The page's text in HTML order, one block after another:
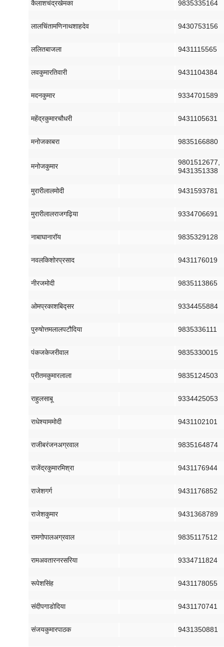
कैलाशचंद्रखेमका 9835335164
लालचिंतामणिनाथशाहदेव 9430753156
ललितबाजला 9431115565
लवकुमारतिवारी 9431104384
मदनकुमार 9334701589
महेंद्रकुमारचौधरी 9431105631
मनोजकाबरा 9835166880
मनोजकुमार
9801512677,
9431351338
मुरारीलालमोदी 9431593781
मुरारीलालराजगढ़िया 9334706691
नाबाघानारॉय 9835329128
नवलकिशोरप्रसाद 9431176019
नीरजमोदी 9835113865
ओमप्रकाशबिद्सर 9334455884
पुरुषोत्तमलालपटौदिया 9835336111
पंकजकेजरीवाल 9835330015
प्रीतमकुमारलाला 9835124503
राहुलसाबू 9334425053
राधेश्याममोदी 9431102101
राजीबरंजनअग्रवाल 9835164874
राजेंद्रकुमारमिश्रा 9431176944
राजेशगर्ग 9431176852
राजेशकुमार 9431368789
रामगोपालअग्रवाल 9835117512
रामअवतारनरसरिया 9334711824
रूपेशसिंह 9431178055
संदीपगाडोदिया 9431170741
संजयकुमारपाठक 9431350881